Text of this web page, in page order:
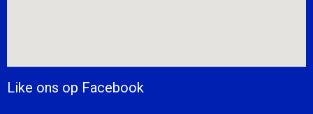
Like ons op Facebook